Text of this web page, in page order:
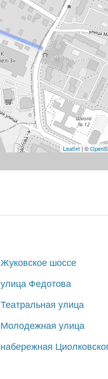
Leaflet| ©
Жуковское шоссе
улица Федотова
Театральная улица
Молодежная улица
набережная